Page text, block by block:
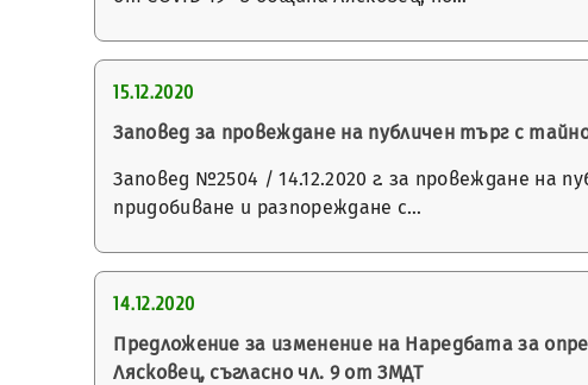
15.12.2020
Заповед за провеждане на публичен търг с
Заповед №2504 / 14.12.2020 г. за провеждане на
придобиване и разпореждане с…
14.12.2020
Предложение за изменение на Наредбата за
Лясковец, съгласно чл. 9 от ЗМДТ